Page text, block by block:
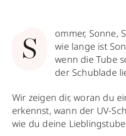
S
ommer, Sonne,
wie lange ist
wenn die Tube
der Schublade
Wir zeigen dir, woran du
erkennst, wann der UV-
wie du deine